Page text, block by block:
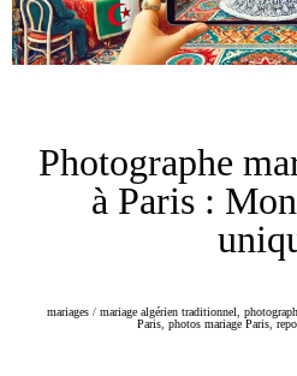
Photographe
à Paris :
mariages / mariage algérien traditionnel
Paris photos mariage Paris